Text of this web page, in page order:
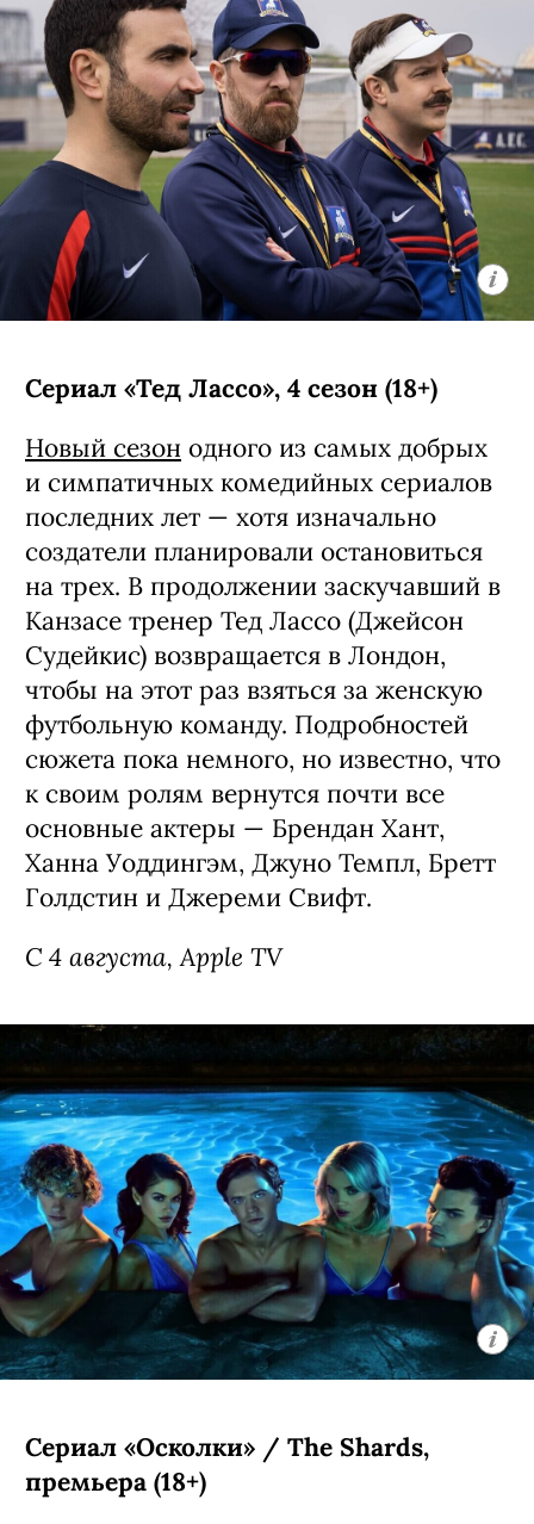
Сериал «Тед Лассо», 4 сезон (18+)
Новый сезон одного из самых добрых
и симпатичных комедийных сериалов
последних лет — хотя изначально
создатели планировали остановиться
на трех. В продолжении заскучавший в
Канзасе тренер Тед Лассо (Джейсон
Судейкис) возвращается в Лондон,
чтобы на этот раз взяться за женскую
футбольную команду. Подробностей
сюжета пока немного, но известно, что
к своим ролям вернутся почти все
основные актеры — Брендан Хант,
Ханна Уоддингэм, Джуно Темпл, Бретт
Голдстин и Джереми Свифт.
С 4 августа, Apple TV
Сериал «Осколки» / The Shards,
премьера (18+)